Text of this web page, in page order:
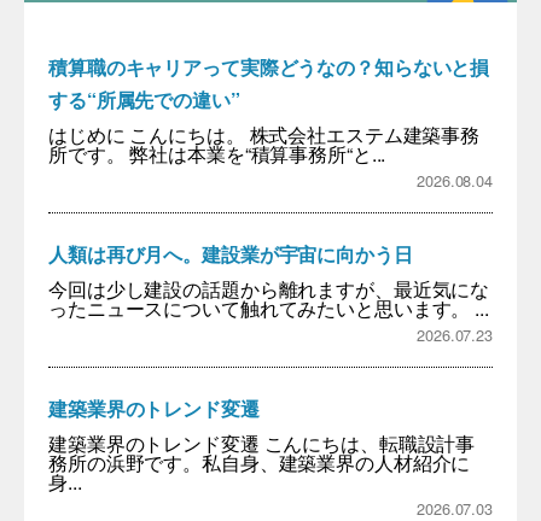
積算職のキャリアって実際どうなの？知らないと損
する“所属先での違い”
はじめに こんにちは。 株式会社エステム建築事務
所です。 弊社は本業を“積算事務所“と...
2026.08.04
人類は再び月へ。建設業が宇宙に向かう日
今回は少し建設の話題から離れますが、最近気にな
ったニュースについて触れてみたいと思います。 ...
2026.07.23
建築業界のトレンド変遷
建築業界のトレンド変遷 こんにちは、転職設計事
務所の浜野です。私自身、建築業界の人材紹介に
身...
2026.07.03